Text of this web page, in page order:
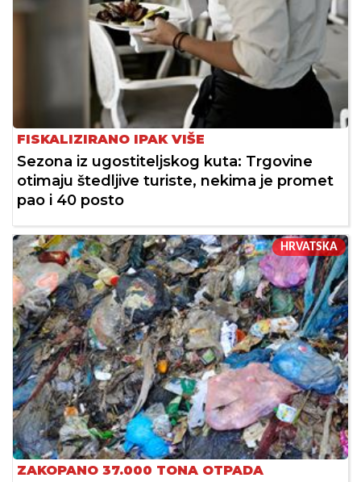
FISKALIZIRANO IPAK VIŠE
Sezona iz ugostiteljskog kuta: Trgovine
otimaju štedljive turiste, nekima je promet
pao i 40 posto
HRVATSKA
ZAKOPANO 37.000 TONA OTPADA